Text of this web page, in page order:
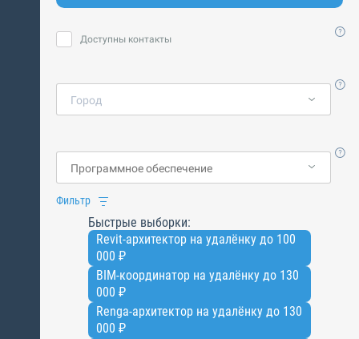
Доступны контакты
Город
Фильтр
Быстрые выборки:
Revit-архитектор на удалёнку до 100
000 ₽
BIM-координатор на удалёнку до 130
000 ₽
Renga-архитектор на удалёнку до 130
000 ₽